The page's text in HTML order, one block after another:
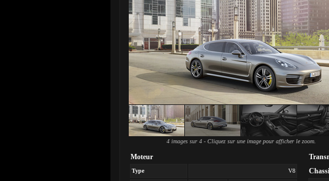
4 images sur 4 - Cliquez sur une image pour afficher le zoom.
Moteur
Type V8